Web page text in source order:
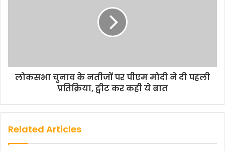
लोकसभा चुनाव के नतीजों पर पीएम मोदी ने दी पहली
प्रतिक्रिया, ट्वीट कर कही ये बात
Related Articles